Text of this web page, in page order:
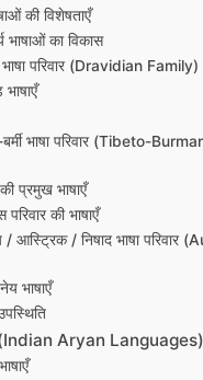
की विशेषताएँ
भाषाओं का विकास
परिवार (Dravidian Family)
भाषा परिवार (Tibeto-
प्रमुख भाषाएँ
की भाषाएँ
आस्ट्रिक / निषाद भाषा परिवार
भाषाएँ
(Indian Aryan Languages)